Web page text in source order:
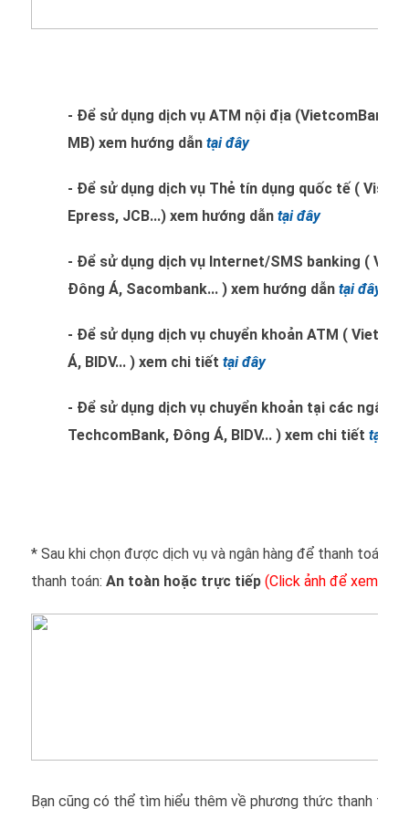
- Để sử dụng dịch vụ ATM nội địa (VietcomBank,
MB) xem hướng dẫn tại đây
- Để sử dụng dịch vụ Thẻ tín dụng quốc tế ( Visa,
Epress, JCB...) xem hướng dẫn tại đây
- Để sử dụng dịch vụ Internet/SMS banking (
Đông Á, Sacombank... ) xem hướng dẫn tại đây
- Để sử dụng dịch vụ chuyển khoản ATM (
Á, BIDV... ) xem chi tiết tại đây
- Để sử dụng dịch vụ chuyển khoản tại các ngân
TechcomBank, Đông Á, BIDV... ) xem chi tiết tại
* Sau khi chọn được dịch vụ và ngân hàng để thanh toán
thanh toán: An toàn hoặc trực tiếp (Click ảnh để xem
Bạn cũng có thể tìm hiểu thêm về phương thức thanh